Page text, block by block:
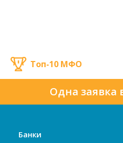
Одна заявка
Топ-10 МФО
Банки